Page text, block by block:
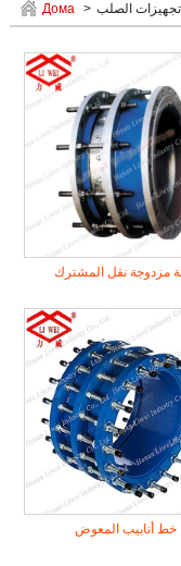
تجهيزات الصلب
غير المعدنية التوسع المشترك
المطاط أنبوب اصطف
Дома > تجهيزات الصلب
مزدوجة نقل المشترك
خط أنابيب المعوض